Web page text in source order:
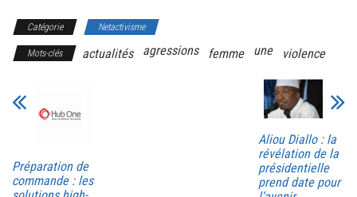
Catégorie Netactivisme
Mots-clés actualités agressions femme une violence
Préparation de
commande : les
Aliou Diallo : la
révélation de la
présidentielle
prend date pour